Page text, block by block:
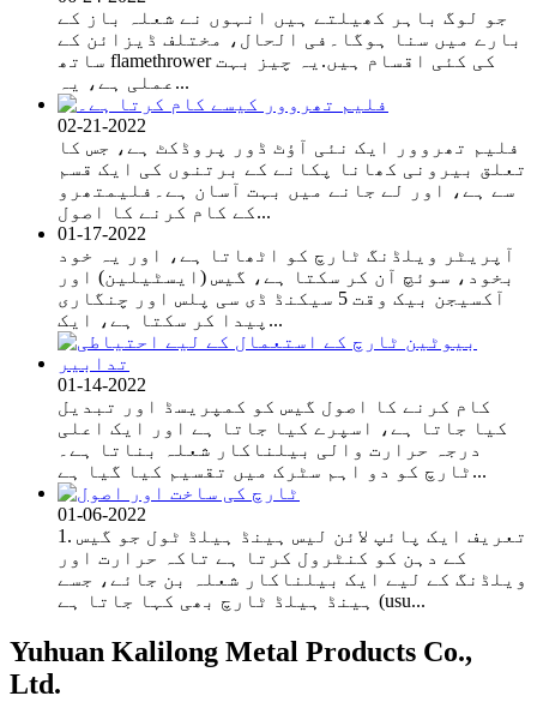
جو لوگ باہر کھیلتے ہیں انہوں نے شعلہ باز کے
بارے میں سنا ہوگا۔فی الحال، مختلف ڈیزائن کے
ساتھ flamethrower کی کئی اقسام ہیں.یہ چیز بہت
عملی ہے، یہ...
02-21-2022
فلیم تھروور ایک نئی آؤٹ ڈور پروڈکٹ ہے، جس کا
تعلق بیرونی کھانا پکانے کے برتنوں کی ایک قسم
سے ہے، اور لے جانے میں بہت آسان ہے۔فلیمتھرو
کے کام کرنے کا اصول...
01-17-2022
آپریٹر ویلڈنگ ٹارچ کو اٹھاتا ہے، اور یہ خود
بخود، سوئچ آن کر سکتا ہے، گیس (ایسٹیلین) اور
آکسیجن بیک وقت 5 سیکنڈ ڈی سی پلس اور چنگاری
پیدا کر سکتا ہے، ایک...
01-14-2022
کام کرنے کا اصول گیس کو کمپریسڈ اور تبدیل
کیا جاتا ہے، اسپرے کیا جاتا ہے اور ایک اعلی
درجہ حرارت والی بیلناکار شعلہ بناتا ہے۔
ٹارچ کو دو اہم سٹرک میں تقسیم کیا گیا ہے...
01-06-2022
1. تعریف ایک پائپ لائن لیس ہینڈ ہیلڈ ٹول جو گیس
کے دہن کو کنٹرول کرتا ہے تاکہ حرارت اور
ویلڈنگ کے لیے ایک بیلناکار شعلہ بن جائے، جسے
ہینڈ ہیلڈ ٹارچ بھی کہا جاتا ہے (usu...
Yuhuan Kalilong Metal Products Co.,
Ltd.